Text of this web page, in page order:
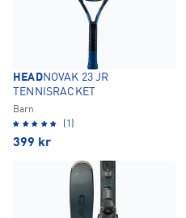
HEADNOVAK 23 JR
TENNISRACKET
Barn
(1)
399 kr